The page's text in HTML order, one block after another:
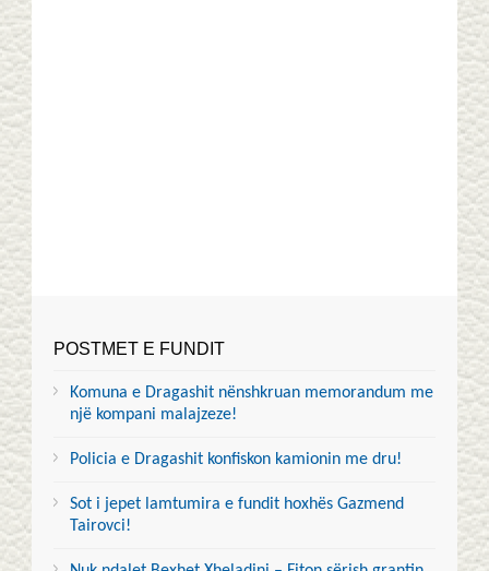
POSTMET E FUNDIT
Komuna e Dragashit nënshkruan memorandum me
një kompani malajzeze!
Policia e Dragashit konfiskon kamionin me dru!
Sot i jepet lamtumira e fundit hoxhës Gazmend
Tairovci!